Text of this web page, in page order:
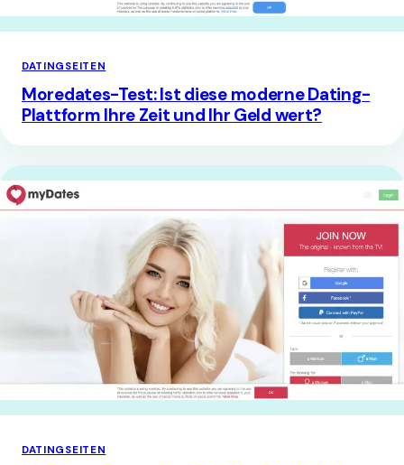
DATINGSEITEN
Moredates-Test: Ist diese moderne Dating-
Plattform Ihre Zeit und Ihr Geld wert?
DATINGSEITEN